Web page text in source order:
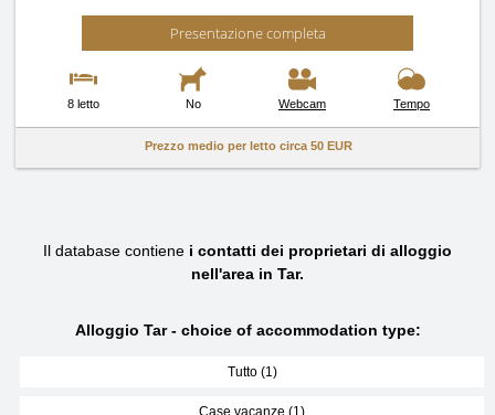
Presentazione completa
8 letto No Webcam Tempo
Prezzo medio per letto circa 50 EUR
Il database contiene i contatti dei proprietari di alloggio
nell'area in Tar.
Alloggio Tar - choice of accommodation type:
Tutto (1)
Case vacanze (1)